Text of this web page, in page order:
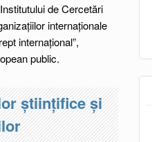
de Cercetări
internaționale
internațional”,
public.
științifice și